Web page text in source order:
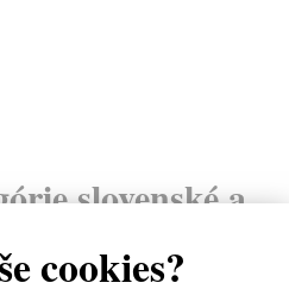
cookies?
slovenské a
dejiny